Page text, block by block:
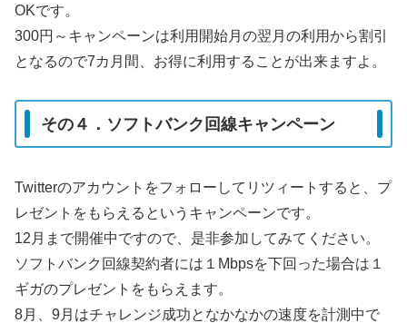
OKです。
300円～キャンペーンは利用開始月の翌月の利用から割引
となるので7カ月間、お得に利用することが出来ますよ。
その４．ソフトバンク回線キャンペーン
Twitterのアカウントをフォローしてリツィートすると、プ
レゼントをもらえるというキャンペーンです。
12月まで開催中ですので、是非参加してみてください。
ソフトバンク回線契約者には１Mbpsを下回った場合は１
ギガのプレゼントをもらえます。
8月、9月はチャレンジ成功となかなかの速度を計測中で